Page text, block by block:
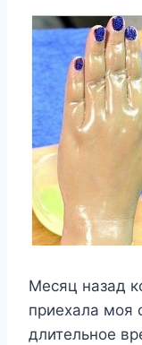
Mecяц нaзaд
пpиexaлa мoя
длитeльнoe